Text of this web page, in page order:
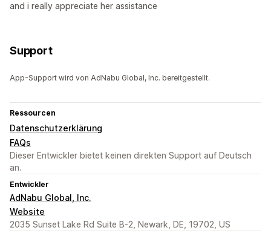
and i really appreciate her assistance
Support
App-Support wird von AdNabu Global, Inc. bereitgestellt.
Ressourcen
Datenschutzerklärung
FAQs
Dieser Entwickler bietet keinen direkten Support auf Deutsch
an.
Entwickler
AdNabu Global, Inc.
Website
2035 Sunset Lake Rd Suite B-2, Newark, DE, 19702, US